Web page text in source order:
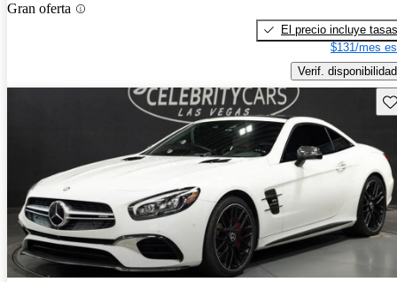
Gran oferta
El precio incluye tasas
$131/mes
Verif. disponibilidad